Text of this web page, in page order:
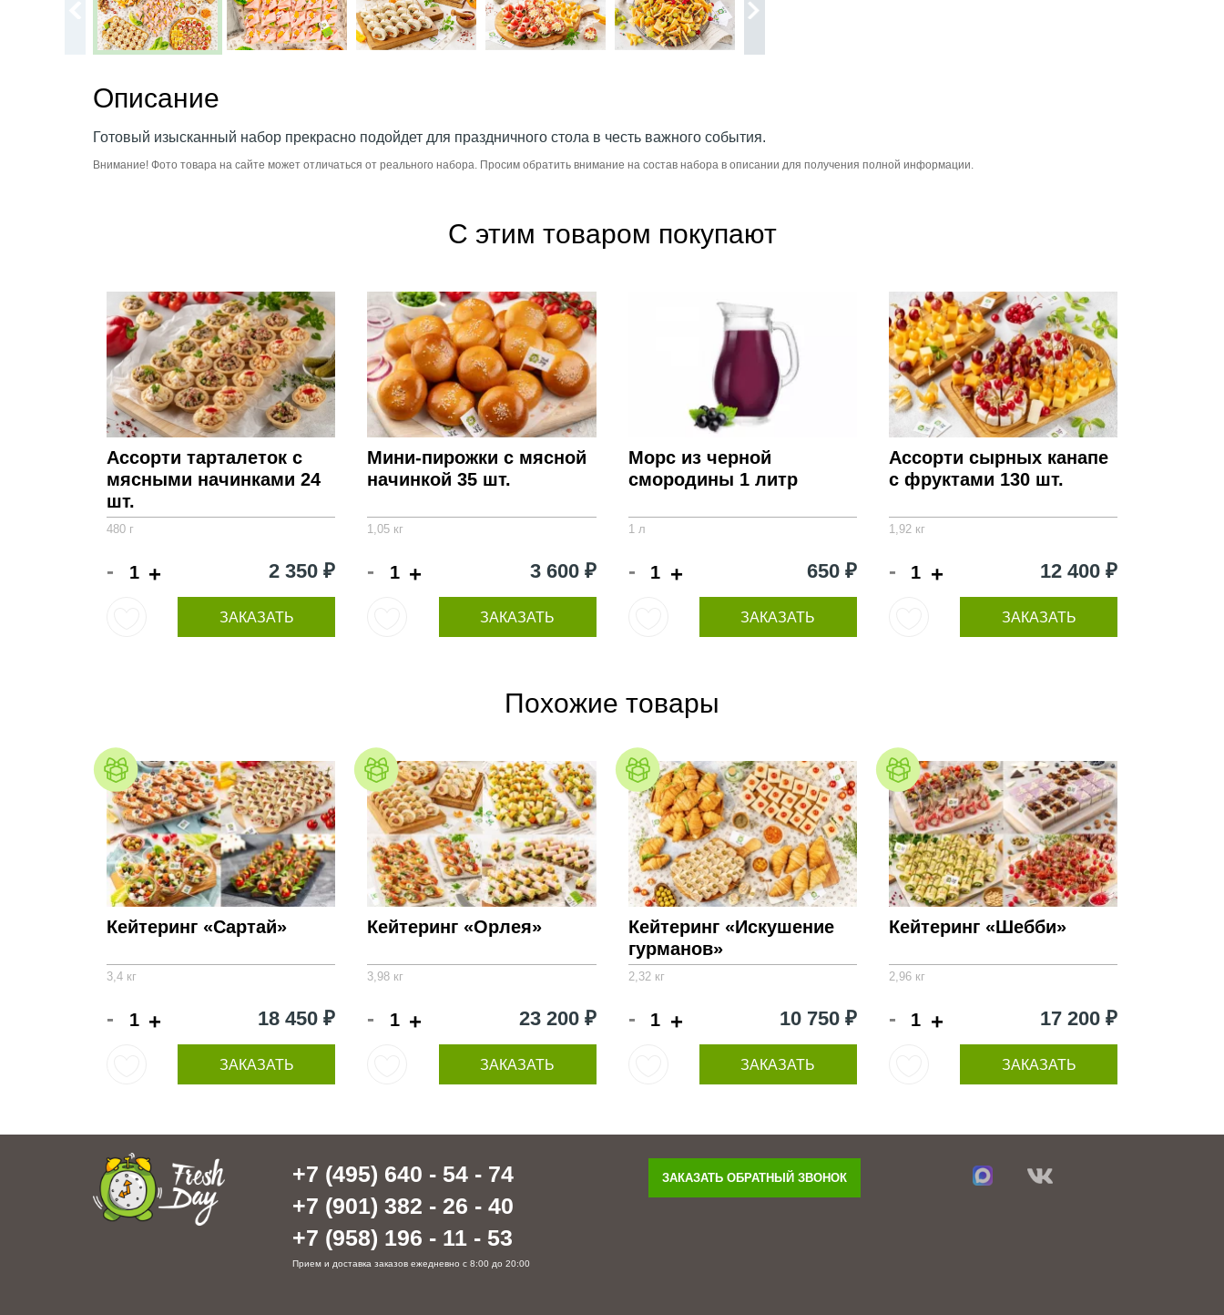
Описание
Готовый изысканный набор прекрасно подойдет для праздничного стола в честь важного события.
Внимание! Фото товара на сайте может отличаться от реального набора. Просим обратить внимание на состав набора в описании для получения полной информации.
С этим товаром покупают
Ассорти тарталеток с
мясными начинками 24
шт.
480 г
- + 2 350 ₽
ЗАКАЗАТЬ
Мини-пирожки с мясной
начинкой 35 шт.
1,05 кг
- + 3 600 ₽
ЗАКАЗАТЬ
Морс из черной
смородины 1 литр
1 л
- + 650 ₽
ЗАКАЗАТЬ
Ассорти сырных канапе
с фруктами 130 шт.
1,92 кг
- + 12 400 ₽
ЗАКАЗАТЬ
Похожие товары
Кейтеринг «Сартай»
3,4 кг
- + 18 450 ₽
ЗАКАЗАТЬ
Кейтеринг «Орлея»
3,98 кг
- + 23 200 ₽
ЗАКАЗАТЬ
Кейтеринг «Искушение
гурманов»
2,32 кг
- + 10 750 ₽
ЗАКАЗАТЬ
Кейтеринг «Шебби»
2,96 кг
- + 17 200 ₽
ЗАКАЗАТЬ
+7 (495) 640 - 54 - 74
+7 (901) 382 - 26 - 40
+7 (958) 196 - 11 - 53
Прием и доставка заказов ежедневно с 8:00 до 20:00
ЗАКАЗАТЬ ОБРАТНЫЙ ЗВОНОК